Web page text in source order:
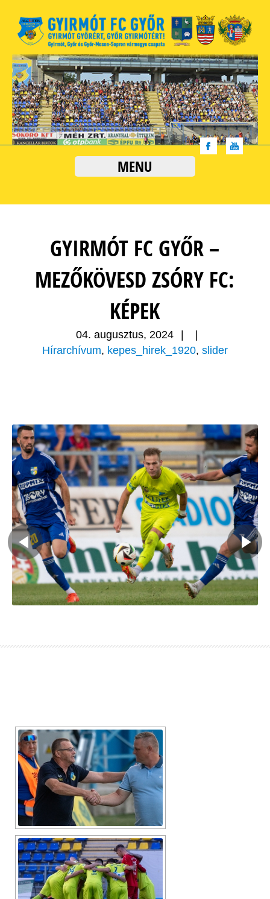
MENU
GYIRMÓT FC GYŐR –
MEZŐKÖVESD ZSÓRY FC:
KÉPEK
04. augusztus, 2024
Hírarchívum, kepes_hirek_1920, slider